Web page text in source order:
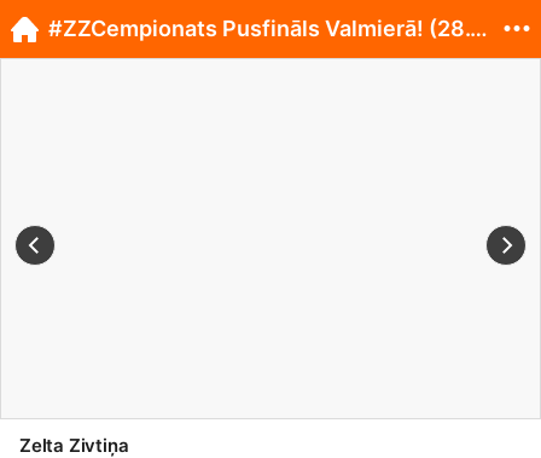
Zelta Zivtiņa
#ZZCempionats Pusfināls Valmierā! (28.04.)